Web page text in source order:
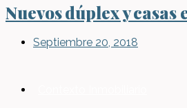
Nuevos dúplex y casas
Septiembre 20, 2018